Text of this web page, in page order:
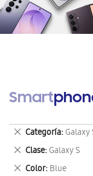
Categoría Galaxy
Eliminar
este
artículo
Clase Galaxy S
Eliminar
este
Color Blue
Eliminar